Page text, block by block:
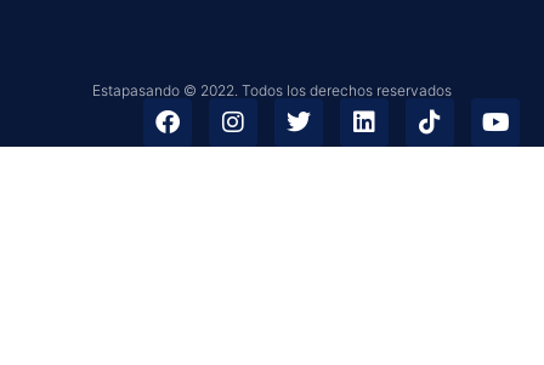
Estapasando © 2022. Todos los derechos reservados